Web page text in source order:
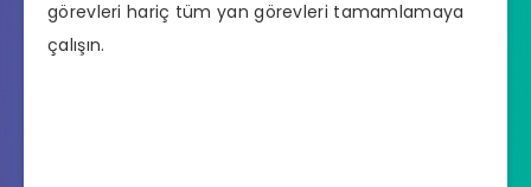
görevleri hariç tüm yan görevleri tamamlamaya
çalışın.